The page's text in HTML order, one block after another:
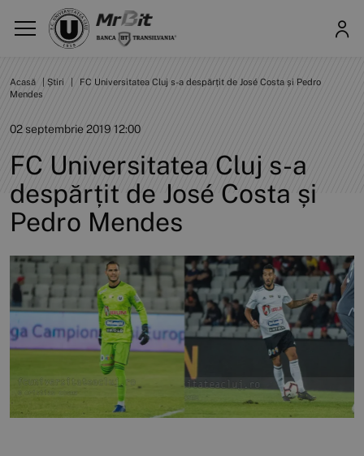
Acasă Știri
FC Universitatea Cluj s-a despărțit de José Costa și Pedro
Mendes
02 septembrie 2019 12:00
FC Universitatea Cluj s-a
despărțit de José Costa și
Pedro Mendes